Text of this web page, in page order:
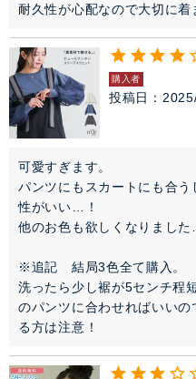
耐久性が心配なので大切に着
購入者
投稿日
可愛すぎます。
パンツにもスカートにも合
性がいい…！
他のお色も欲しくなりました
※追記　結局3色全て購入。
洗ったら少し裾が5センチ程
のパンツに合わせればいい
る方は注意！